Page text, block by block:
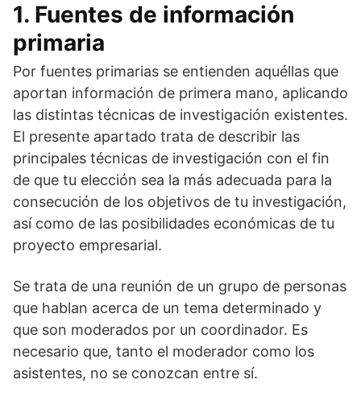
1. Fuentes de información
primaria
Por fuentes primarias se entienden aquéllas que
aportan información de primera mano, aplicando
las distintas técnicas de investigación existentes.
El presente apartado trata de describir las
principales técnicas de investigación con el fin
de que tu elección sea la más adecuada para la
consecución de los objetivos de tu investigación,
así como de las posibilidades económicas de tu
proyecto empresarial.
Se trata de una reunión de un grupo de personas
que hablan acerca de un tema determinado y
que son moderados por un coordinador. Es
necesario que, tanto el moderador como los
asistentes, no se conozcan entre sí.